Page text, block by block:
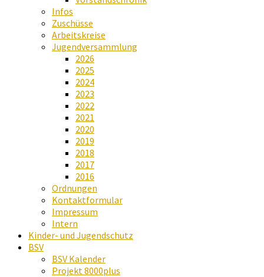
Infos
Zuschüsse
Arbeitskreise
Jugendversammlung
2026
2025
2024
2023
2022
2021
2020
2019
2018
2017
2016
Ordnungen
Kontaktformular
Impressum
Intern
Kinder- und Jugendschutz
BSV
BSV Kalender
Projekt 8000plus